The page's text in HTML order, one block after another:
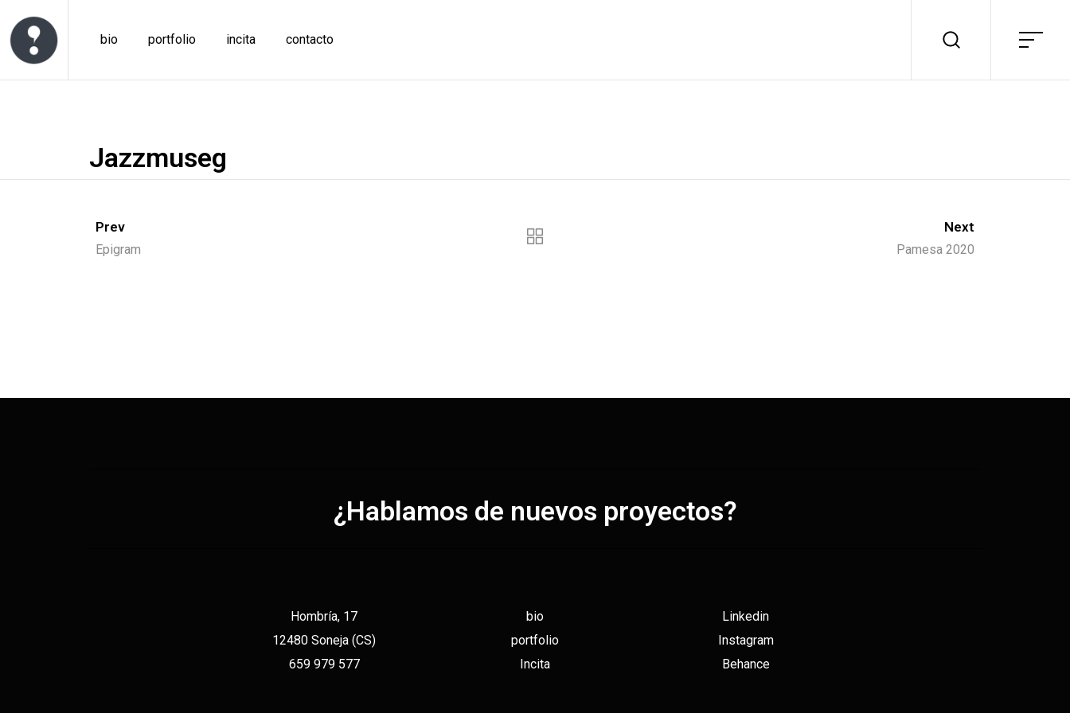
bio portfolio incita contacto
Jazzmuseg
Prev
Epigram
Next
Pamesa 2020
¿Hablamos de nuevos proyectos?
Hombría, 17
12480 Soneja (CS)
659 979 577
bio
portfolio
Incita
Linkedin
Instagram
Behance